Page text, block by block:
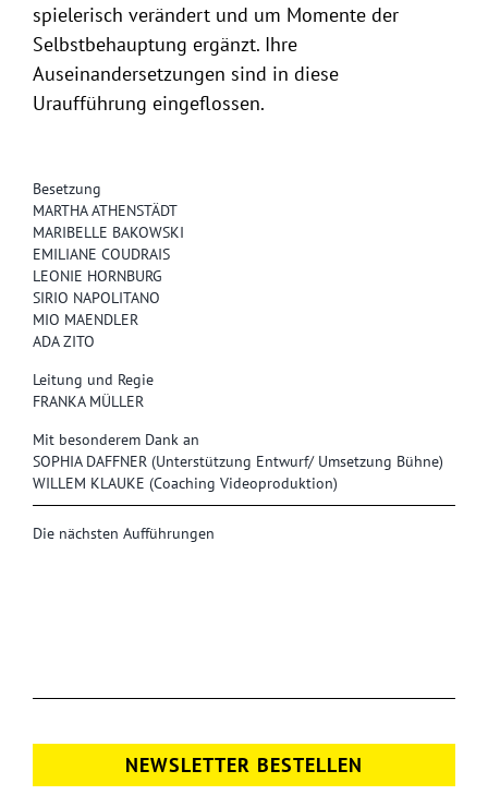
Besetzung
MARTHA ATHENSTÄDT
MARIBELLE BAKOWSKI
EMILIANE COUDRAIS
LEONIE HORNBURG
SIRIO NAPOLITANO
MIO MAENDLER
ADA ZITO
Leitung und Regie
FRANKA MÜLLER
Mit besonderem Dank an
SOPHIA DAFFNER (Unterstützung Entwurf/ Umsetzung Bühne)
WILLEM KLAUKE (Coaching Videoproduktion)
Die nächsten Aufführungen
spielerisch verändert und um Momente der
Selbstbehauptung ergänzt. Ihre
Auseinandersetzungen sind in diese
Uraufführung eingeflossen.
NEWSLETTER BESTELLEN